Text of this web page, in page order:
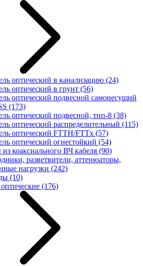
оптический в канализацию (24)
оптический в грунт (56)
оптический подвесной самонесущий
(173)
оптический подвесной, тип-8 (38)
оптический распределительный (115)
оптический FTTH/FTTx (57)
оптический огнестойкий (54)
коаксиального ВЧ кабеля (90)
разветвители, аттенюаторы,
нагрузки (242)
(10)
(176)